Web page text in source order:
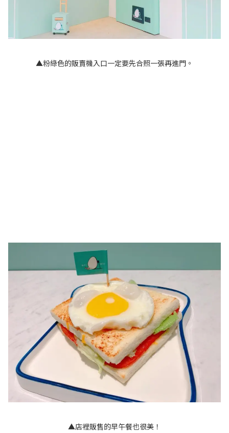
▲粉綠色的販賣機入口一定要先合照一張再進門。
▲店裡販售的早午餐也很美！